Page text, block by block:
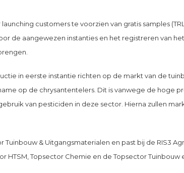
customers te voorzien van gratis samples
de aangewezen instanties en het registreren van
in eerste instantie richten op de markt van de
op de chrysantentelers. Dit is vanwege de hoge
van pesticiden in deze sector. Hierna zullen
Tuinbouw & Uitgangsmaterialen en past bij de RIS3
HTSM, Topsector Chemie en de Topsector Tuinbouw